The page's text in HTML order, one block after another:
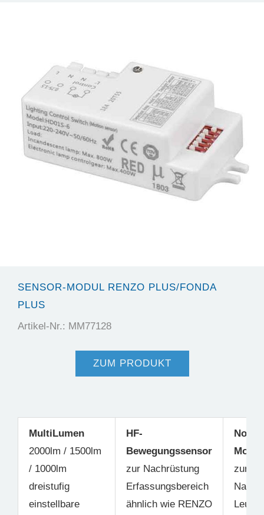
SENSOR-MODUL RENZO PLUS/FONDA
PLUS
Artikel-Nr.: MM77128
ZUM PRODUKT
MultiLumen
2000lm / 1500lm
/ 1000lm
dreistufig
einstellbare
HF-
Bewegungssensor
zur Nachrüstung
Erfassungsbereich
ähnlich wie RENZO
Modul
zur